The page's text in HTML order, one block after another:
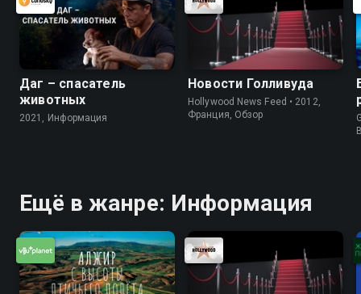
Даг – спасатель
животных
2021, Информация
Новости Голливуда
Hollywood News Feed • 2012,
Франция, Обзор
Ещё в жанре: Информация